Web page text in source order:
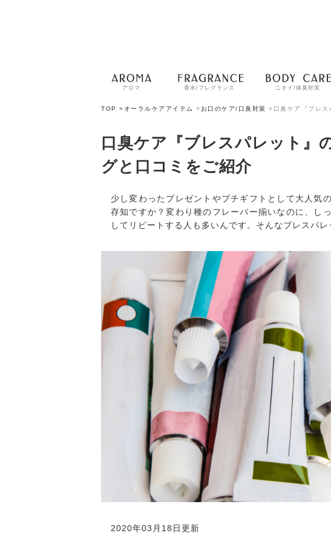
アロマ 香水/フレグランス ニオイ/体臭対策
TOP > オーラルケアアイテム > お口のケア/口臭対策 > 口臭ケア『ブレ
口臭ケア『ブレスパレット』
グと口コミをご紹介
少し変わったプレゼントやプチギフトとして大人気
存知ですか？変わり種のフレーバー揃いなのに、し
してリピートする人も多いんです。そんなブレスパ
2020年03月18日更新